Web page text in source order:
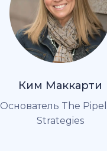
Ким Маккарти
Основатель The
Strategies